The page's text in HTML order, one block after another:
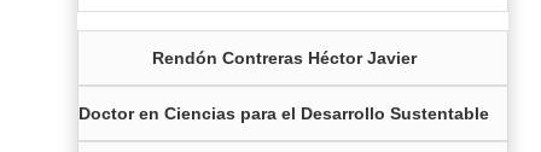
Rendón Contreras Héctor Javier
Doctor en Ciencias para el Desarrollo Sustentable